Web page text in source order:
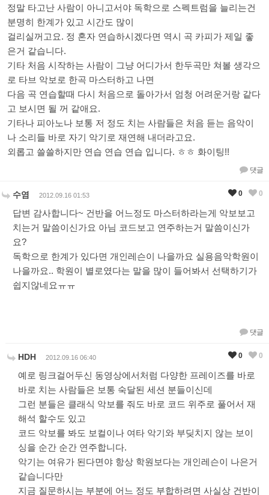
정말 타고난 사람이 아니고서야 독학으로 스펙트럼을 늘리는건
분명히 한계가 있고 시간도 많이
걸리실꺼고요. 정 혼자 연습하시겠다면 역시 곡 카피가 제일 좋
은거 같습니다.
기타 처음 시작하는 사람이 그냥 어디가서 한두곡만 쳐볼 생각으
로 타브 악보로 한곡 마스터하고 나면
다음 곡 연습할때 다시 처음으로 돌아가서 엄청 어려운거랑 같다
고 보시면 될 꺼 같애요.
기타나 피아노나 보통 저 정도 치는 사람들은 처음 듣는 음악이
나 소리들 바로 자기 악기로 재연해 내더라고요.
외롭고 쓸쓸하지만 연습 연습 연습 입니다. ㅎㅎ 화이팅!!
댓글
수염 2012.09.16 01:53
답변 감사합니다~ 건반을 어느정도 마스터하라는게 악보보고
치는거 말씀이신가요 아님 코드보고 연주하는거 말씀이신가
요?
독학으로 한계가 있다면 개인레슨이 나을까요 실용음악학원이
나을까요.. 학원이 별로였다는 말을 많이 들어봐서 선택하기가
쉽지않네요ㅠㅠ
댓글
0 0
HDH 2012.09.16 06:40
예로 링크걸어두신 동영상에서처럼 다양한 프레이즈를 바로
바로 치는 사람들은 보통 숙달된 세션 분들이신데
그런 분들은 클래식 악보를 줘도 바로 코드 위주로 풀어서 재
해석 할수도 있고
코드 악보를 봐도 보컬이나 여타 악기와 부딪치지 않는 보이
싱을 순간 순간 연주합니다.
악기는 여유가 된다면야 항상 학원보다는 개인레슨이 나은거
같습니다만
지금 질문하시는 부분에 어느 정도 부합하려면 사실상 건반이
0 0